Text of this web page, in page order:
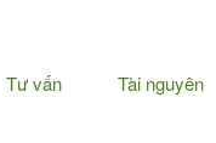
Tư vấn Tài nguyên